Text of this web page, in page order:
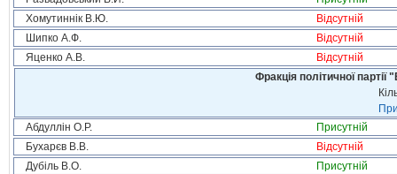
Хомутиннік В.Ю.
Відсутній
Шипко А.Ф.
Відсутній
Яценко А.В.
Відсутній
Фракція політичної
Абдуллін О.Р.
Присутній
Бухарєв В.В.
Відсутній
Дубіль В.О.
Присутній